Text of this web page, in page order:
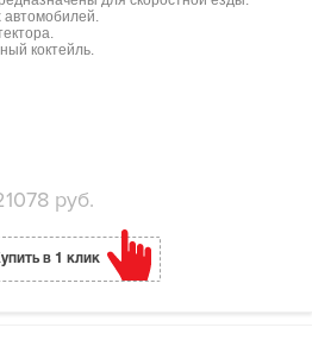
автомобилей.
коктейль.
руб.
в 1 клик